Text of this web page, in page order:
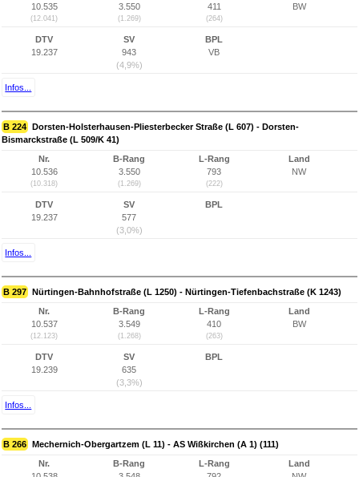
10.535
(12.041)
3.550
(1.269)
411
(264)
BW
DTV
19.237
SV
943
(4,9%)
BPL
VB
Infos...
B 224 Dorsten-Holsterhausen-Pliesterbecker Straße (L 607) - Dorsten-
Bismarckstraße (L 509/K 41)
Nr.
10.536
(10.318)
B-Rang
3.550
(1.269)
L-Rang
793
(222)
Land
NW
DTV
19.237
SV
577
(3,0%)
BPL
Infos...
B 297 Nürtingen-Bahnhofstraße (L 1250) - Nürtingen-Tiefenbachstraße (K 1243)
Nr.
10.537
(12.123)
B-Rang
3.549
(1.268)
L-Rang
410
(263)
Land
BW
DTV
19.239
SV
635
(3,3%)
BPL
Infos...
B 266 Mechernich-Obergartzem (L 11) - AS Wißkirchen (A 1) (111)
Nr.
B-Rang
L-Rang
Land